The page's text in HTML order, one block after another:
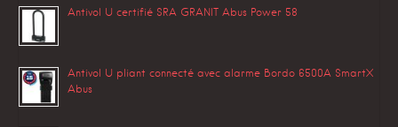
Antivol U certifié SRA GRANIT Abus Power 58
Antivol U pliant connecté avec alarme Bordo 6500A SmartX
Abus